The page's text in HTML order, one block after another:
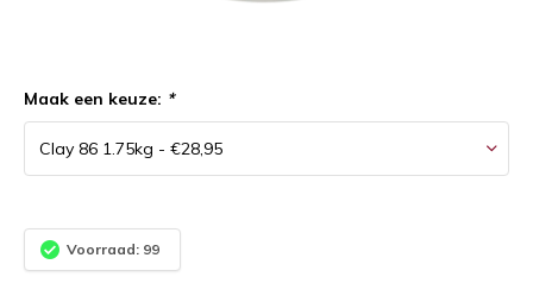
Maak een keuze: *
Voorraad: 99